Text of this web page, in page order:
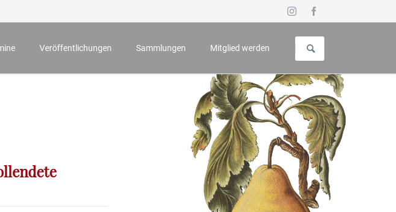
überspringen
Veröffentlichungen
Mainfränkisches Jahrbuch für Geschichte und Kunst
Sammlungen Mitglied werden